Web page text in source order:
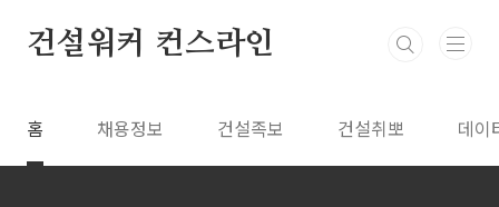
건설워커 컨스라인
홈 채용정보 건설족보 건설취뽀 데이